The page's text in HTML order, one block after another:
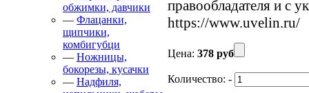
обжимки, давчики
— Флацанки,
щипчики,
комбигубци
— Ножницы,
бокорезы, кусачки
— Надфиля,
правообладателя и с
https://www.uvelin.ru/
Цена: 378 руб
Количество: -